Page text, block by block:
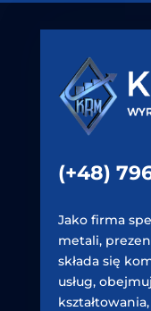
(+48)
Jako firma
metali,
składa się
usług,